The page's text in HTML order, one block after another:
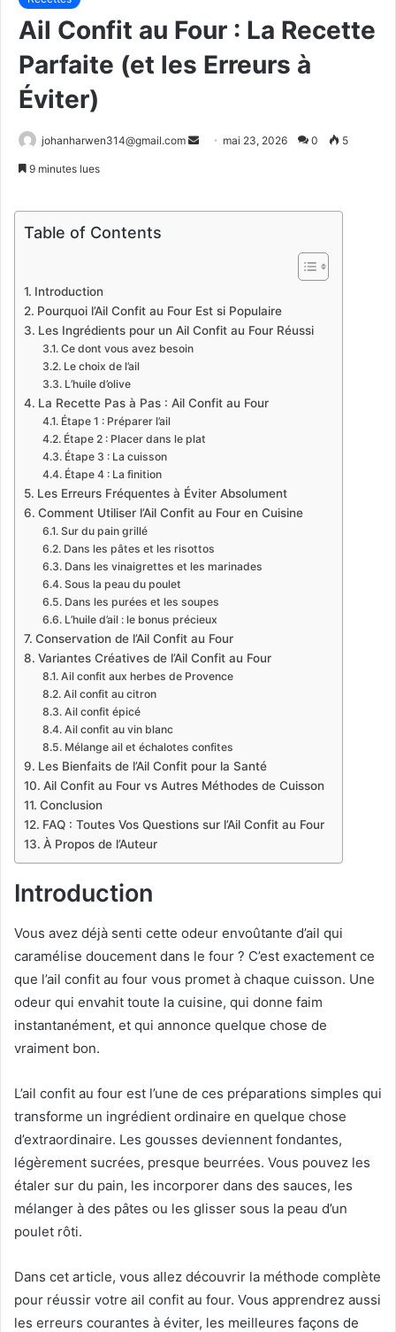
Ail Confit au Four : La Recette
Parfaite (et les Erreurs à
Éviter)
johanharwen314@gmail.com
Envoyermai 23, 2026 0 5
9 minutes lues
Table of Contents
Introduction
Pourquoi l’Ail Confit au Four Est si Populaire
Les Ingrédients pour un Ail Confit au Four Réussi
Ce dont vous avez besoin
Le choix de l’ail
L’huile d’olive
La Recette Pas à Pas : Ail Confit au Four
Étape 1 : Préparer l’ail
Étape 2 : Placer dans le plat
Étape 3 : La cuisson
Étape 4 : La finition
Les Erreurs Fréquentes à Éviter Absolument
Comment Utiliser l’Ail Confit au Four en Cuisine
Sur du pain grillé
Dans les pâtes et les risottos
Dans les vinaigrettes et les marinades
Sous la peau du poulet
Dans les purées et les soupes
L’huile d’ail : le bonus précieux
Conservation de l’Ail Confit au Four
Variantes Créatives de l’Ail Confit au Four
Ail confit aux herbes de Provence
Ail confit au citron
Ail confit épicé
Ail confit au vin blanc
Mélange ail et échalotes confites
Les Bienfaits de l’Ail Confit pour la Santé
Ail Confit au Four vs Autres Méthodes de Cuisson
Conclusion
FAQ : Toutes Vos Questions sur l’Ail Confit au Four
À Propos de l’Auteur
Introduction
Vous avez déjà senti cette odeur envoûtante d’ail qui
caramélise doucement dans le four ? C’est exactement ce
que l’ail confit au four vous promet à chaque cuisson. Une
odeur qui envahit toute la cuisine, qui donne faim
instantanément, et qui annonce quelque chose de
vraiment bon.
L’ail confit au four est l’une de ces préparations simples qui
transforme un ingrédient ordinaire en quelque chose
d’extraordinaire. Les gousses deviennent fondantes,
légèrement sucrées, presque beurrées. Vous pouvez les
étaler sur du pain, les incorporer dans des sauces, les
mélanger à des pâtes ou les glisser sous la peau d’un
poulet rôti.
Dans cet article, vous allez découvrir la méthode complète
pour réussir votre ail confit au four. Vous apprendrez aussi
les erreurs courantes à éviter, les meilleures façons de